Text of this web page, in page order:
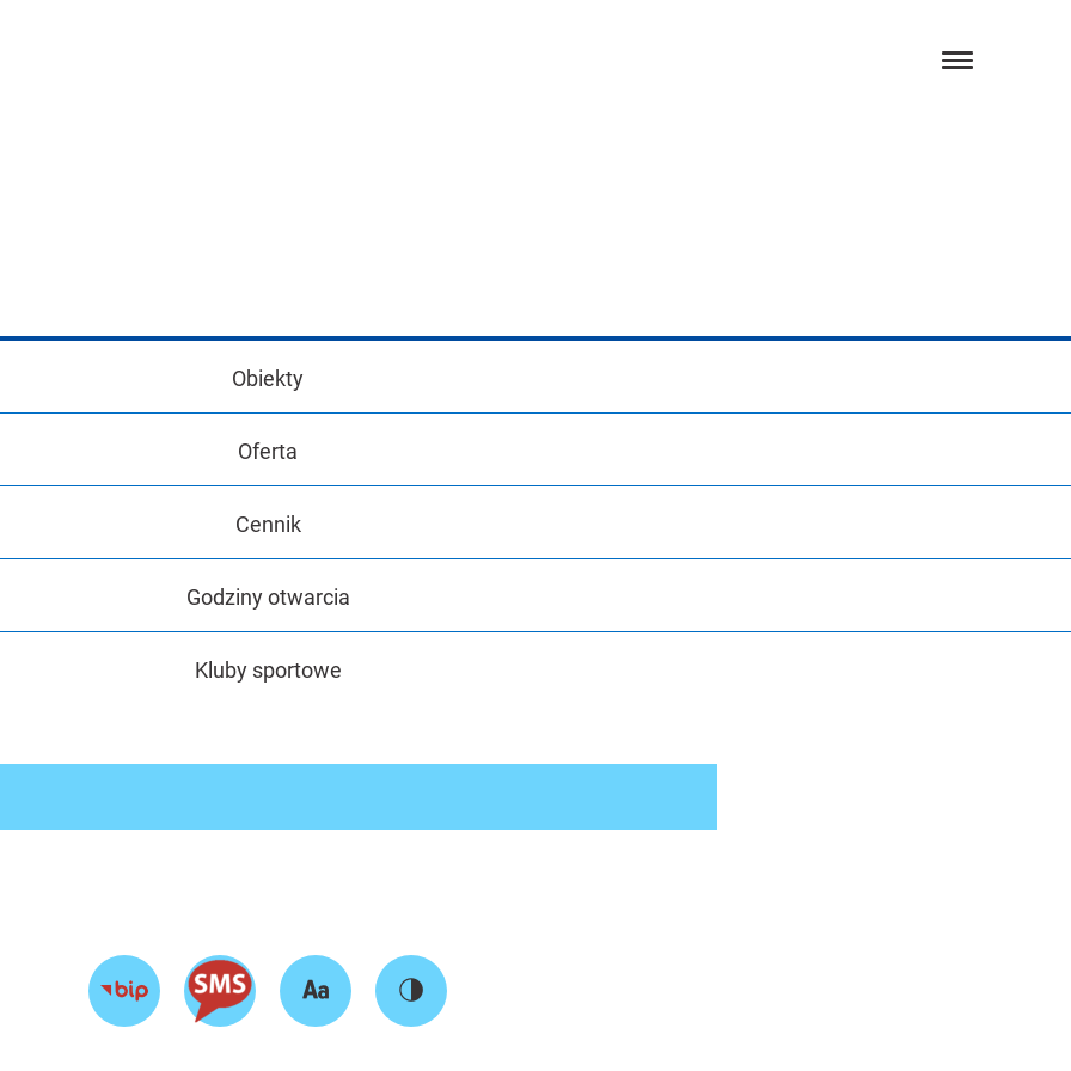
hamburger
Obiekty
Oferta
Cennik
Godziny otwarcia
Kluby sportowe
Przejdź
Zmień
rozmiar
Zmień
kontrast